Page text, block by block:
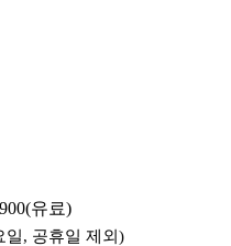
(유료)
일, 공휴일 제외)